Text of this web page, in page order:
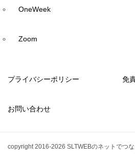
OneWeek
Zoom
プライバシーポリシー 免
お問い合わせ
copyright 2016-2026 SLTWEBのネットでつ